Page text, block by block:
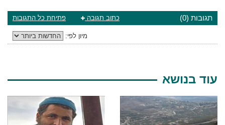
תגובות (0) פתיחת כל התגובות כתוב תגובה
מיון לפי:
עוד בנושא